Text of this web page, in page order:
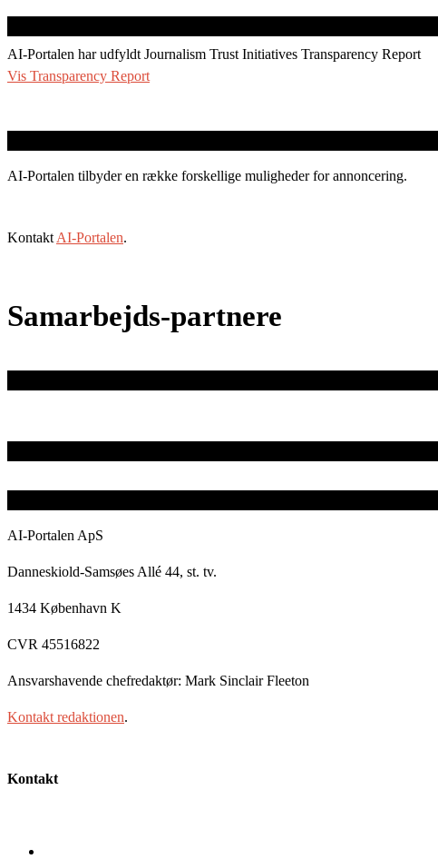
AI-Portalen har udfyldt Journalism Trust Initiatives Transparency Report
Vis Transparency Report
AI-Portalen tilbyder en række forskellige muligheder for annoncering.
Kontakt AI-Portalen.
Samarbejds-partnere
AI-Portalen ApS
Danneskiold-Samsøes Allé 44, st. tv.
1434 København K
CVR 45516822
Ansvarshavende chefredaktør: Mark Sinclair Fleeton
Kontakt redaktionen.
Kontakt